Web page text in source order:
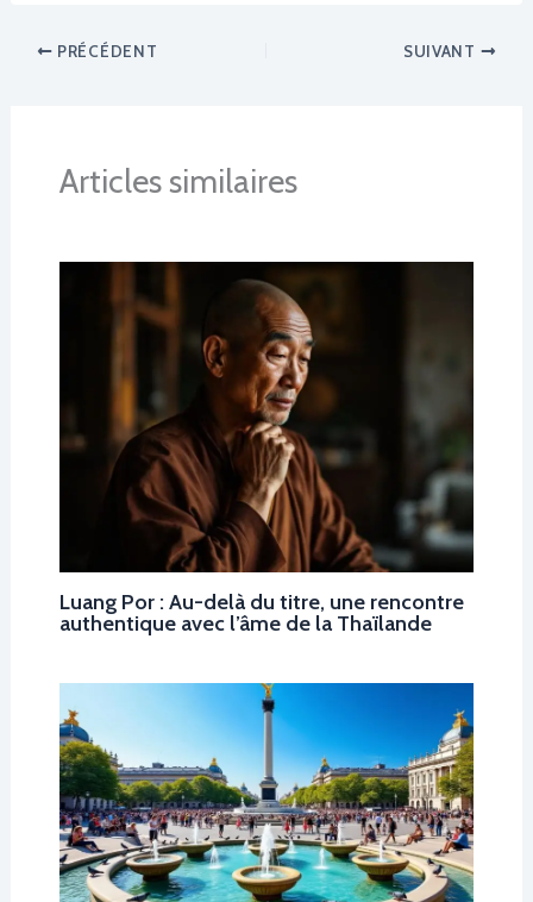
PRÉCÉDENT SUIVANT
Articles similaires
Luang Por : Au-delà du titre, une rencontre
authentique avec l’âme de la Thaïlande